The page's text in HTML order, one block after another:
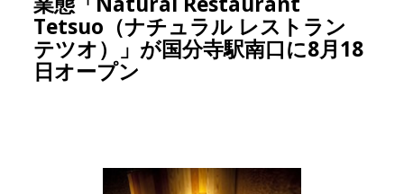
Tetsuo（ナチュラル レストラン
テツオ）」が国分寺駅南口に8月18
日オープン